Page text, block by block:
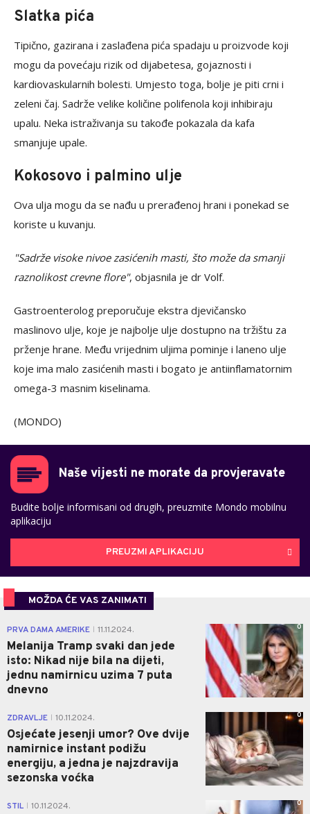
Slatka pića
Tipično, gazirana i zaslađena pića spadaju u proizvode koji
mogu da povećaju rizik od dijabetesa, gojaznosti i
kardiovaskularnih bolesti. Umjesto toga, bolje je piti crni i
zeleni čaj. Sadrže velike količine polifenola koji inhibiraju
upalu. Neka istraživanja su takođe pokazala da kafa
smanjuje upale.
Kokosovo i palmino ulje
Ova ulja mogu da se nađu u prerađenoj hrani i ponekad se
koriste u kuvanju.
"Sadrže visoke nivoe zasićenih masti, što može da smanji
raznolikost crevne flore", objasnila je dr Volf.
Gastroenterolog preporučuje ekstra djevičansko
maslinovo ulje, koje je najbolje ulje dostupno na tržištu za
prženje hrane. Među vrijednim uljima pominje i laneno ulje
koje ima malo zasićenih masti i bogato je antiinflamatornim
omega-3 masnim kiselinama.
(MONDO)
Naše vijesti ne morate da provjeravate
Budite bolje informisani od drugih, preuzmite Mondo mobilnu
aplikaciju
PREUZMI APLIKACIJU
MOŽDA ĆE VAS ZANIMATI
PRVA DAMA AMERIKE 11.11.2024.
Melanija Tramp svaki dan jede
isto: Nikad nije bila na dijeti,
jednu namirnicu uzima 7 puta
dnevno
0
ZDRAVLJE 10.11.2024.
Osjećate jesenji umor? Ove dvije
namirnice instant podižu
energiju, a jedna je najzdravija
sezonska voćka
0
STIL 10.11.2024. 0